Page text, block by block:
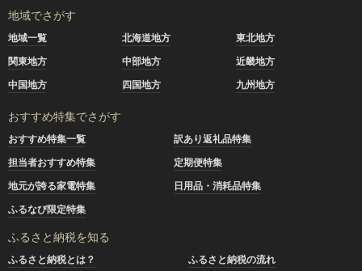
地域でさがす
地域一覧 北海道地方
東北地方
関東地方
中部地方
近畿地方
中国地方
四国地方 九州地方
おすすめ特集でさがす
おすすめ特集一覧
訳あり返礼品特集
担当者おすすめ特集
定期便特集
地元が誇る家電特集
日用品・消耗品特集
ふるなび限定特集
ふるさと納税を知る
ふるさと納税とは？
ふるさと納税の流れ